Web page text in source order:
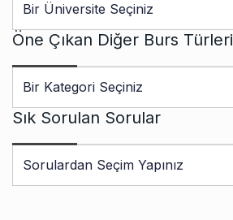
Öne Çıkan Diğer Burs Türleri
Sık Sorulan Sorular